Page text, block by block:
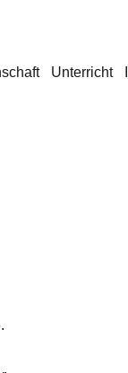
Unterricht